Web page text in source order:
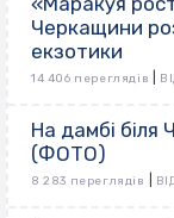
Черкащини
екзотики
14 406 переглядів
На дамбі біля
(ФОТО)
8 283 переглядів